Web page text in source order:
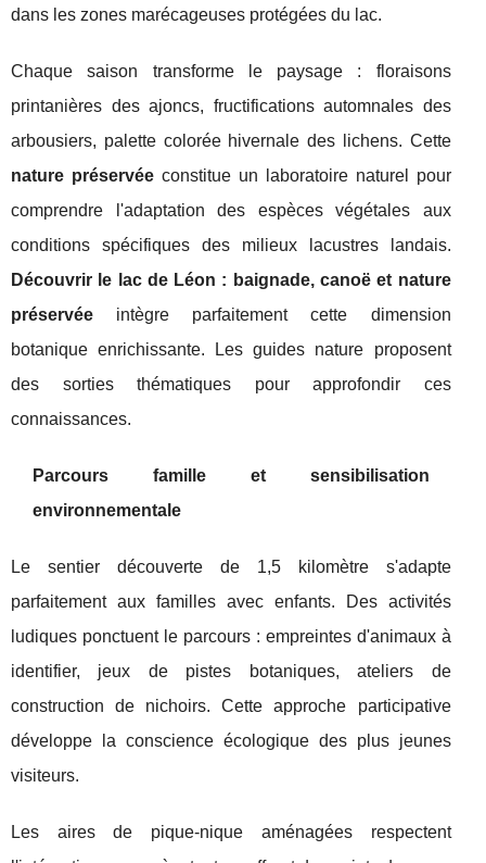
dans les zones marécageuses protégées du lac.
Chaque saison transforme le paysage : floraisons
printanières des ajoncs, fructifications automnales des
arbousiers, palette colorée hivernale des lichens. Cette
nature préservéeconstitue un laboratoire naturel pour
comprendre l'adaptation des espèces végétales aux
conditions spécifiques des milieux lacustres landais.
Découvrir le lac de Léon : baignade, canoë et nature
préservée intègre parfaitement cette dimension
botanique enrichissante. Les guides nature proposent
des sorties thématiques pour approfondir ces
connaissances.
Parcours famille et sensibilisation
environnementale
Le sentier découverte de 1,5 kilomètre s'adapte
parfaitement aux familles avec enfants. Des activités
ludiques ponctuent le parcours : empreintes d'animaux à
identifier, jeux de pistes botaniques, ateliers de
construction de nichoirs. Cette approche participative
développe la conscience écologique des plus jeunes
visiteurs.
Les aires de pique-nique aménagées respectent